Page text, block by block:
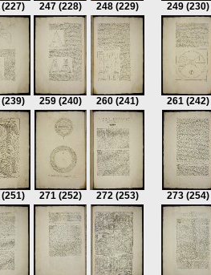
(227) 247 (228) 248 (229) 249 (230)
(239) 259 (240) 260 (241) 261 (242)
(251) 271 (252) 272 (253) 273 (254)